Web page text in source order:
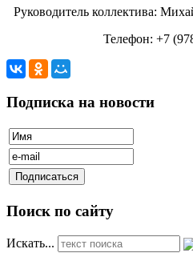
Руководитель коллектива:
Телефон: +7
Подписка на новости
Поиск по сайту
Искать...